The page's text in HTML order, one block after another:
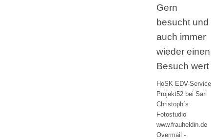
Gern
besucht und
auch immer
wieder einen
Besuch wert
HoSK EDV-Service
Projekt52 bei Sari
Christoph´s
Fotostudio
www.frauheldin.de
Overmail -